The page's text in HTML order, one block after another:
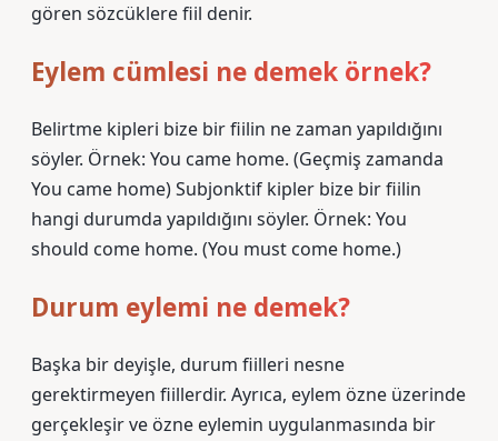
gören sözcüklere fiil denir.
Eylem cümlesi ne demek örnek?
Belirtme kipleri bize bir fiilin ne zaman yapıldığını
söyler. Örnek: You came home. (Geçmiş zamanda
You came home) Subjonktif kipler bize bir fiilin
hangi durumda yapıldığını söyler. Örnek: You
should come home. (You must come home.)
Durum eylemi ne demek?
Başka bir deyişle, durum fiilleri nesne
gerektirmeyen fiillerdir. Ayrıca, eylem özne üzerinde
gerçekleşir ve özne eylemin uygulanmasında bir